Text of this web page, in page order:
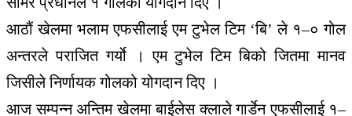
आठौं खेलमा भलाम एफसीलाई एम टुभेल टिम ‘बि’ ले १–० गोल
अन्तरले पराजित गर्याे । एम टुभेल टिम बिको जितमा मानव
जिसीले निर्णायक गोलको योगदान दिए ।
आज सम्पन्न अन्तिम खेलमा बाईलेस क्लाले गार्डेन एफसीलाई १–